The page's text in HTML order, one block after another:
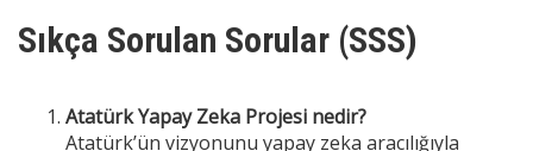
Sıkça Sorulan Sorular (SSS)
Atatürk Yapay Zeka Projesi nedir?
Atatürk’ün vizyonunu yapay zeka aracılığıyla